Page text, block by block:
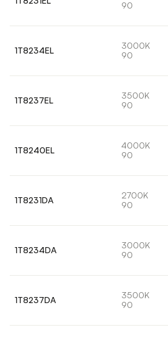
90
1T8234EL
3000K
90
1T8237EL
3500K
90
1T8240EL
4000K
90
1T8231DA
2700K
90
1T8234DA
3000K
90
1T8237DA
3500K
90